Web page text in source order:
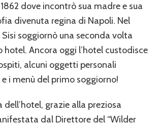
dove incontrò sua madre e sua
divenuta regina di Napoli. Nel
Sisi soggiornò una seconda volta
hotel. Ancora oggi l’hotel custodisce
alcuni oggetti personali
i menù del primo soggiorno!
dell’hotel, grazie alla preziosa
dal Direttore del “Wilder